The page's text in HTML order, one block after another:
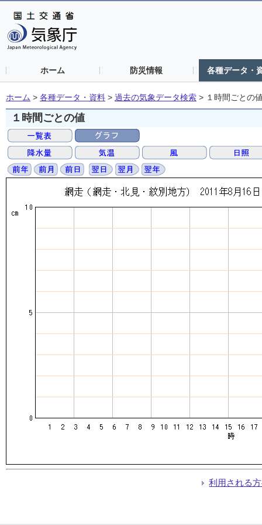
ホーム 防災情報 各種データ・
ホーム > 各種データ・資料 > 過去の気象データ検索 > １時間ごとの
１時間ごとの値
利用される